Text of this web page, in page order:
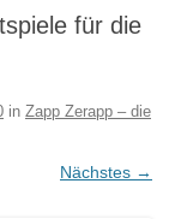
für die
in Zapp Zerapp – die
Nächstes →